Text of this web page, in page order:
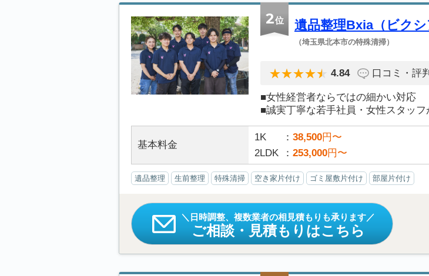
2位 遺品整理Bxia（ビクシ
（埼玉県北本市の特殊清掃）
4.84 口コミ・評判
■女性経営者ならではの細かい対応
■誠実丁寧な若手社員・女性スタッフ
基本料金
1K 38,500円〜
2LDK
253,000円〜
遺品整理 生前整理 特殊清掃 空き家片付け ゴミ屋敷片付け 部屋片付け
日時調整、複数業者の相見積もりも承ります
ご相談・見積もりはこちら